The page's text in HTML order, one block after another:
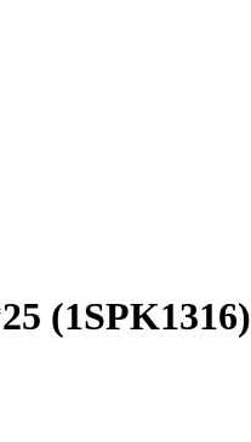
(1SPK1316)